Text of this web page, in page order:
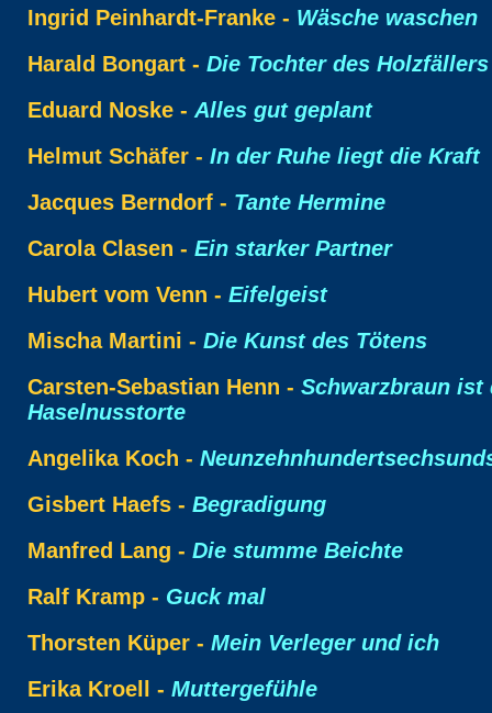
Ingrid Peinhardt-Franke - Wäsche waschen
Harald Bongart - Die Tochter des Holzfällers
Eduard Noske - Alles gut geplant
Helmut Schäfer - In der Ruhe liegt die Kraft
Jacques Berndorf - Tante Hermine
Carola Clasen - Ein starker Partner
Hubert vom Venn - Eifelgeist
Mischa Martini - Die Kunst des Tötens
Carsten-Sebastian Henn - Schwarzbraun ist
Haselnusstorte
Angelika Koch -
Gisbert Haefs - Begradigung
Manfred Lang - Die stumme Beichte
Ralf Kramp - Guck mal
Thorsten Küper - Mein Verleger und ich
Erika Kroell - Muttergefühle